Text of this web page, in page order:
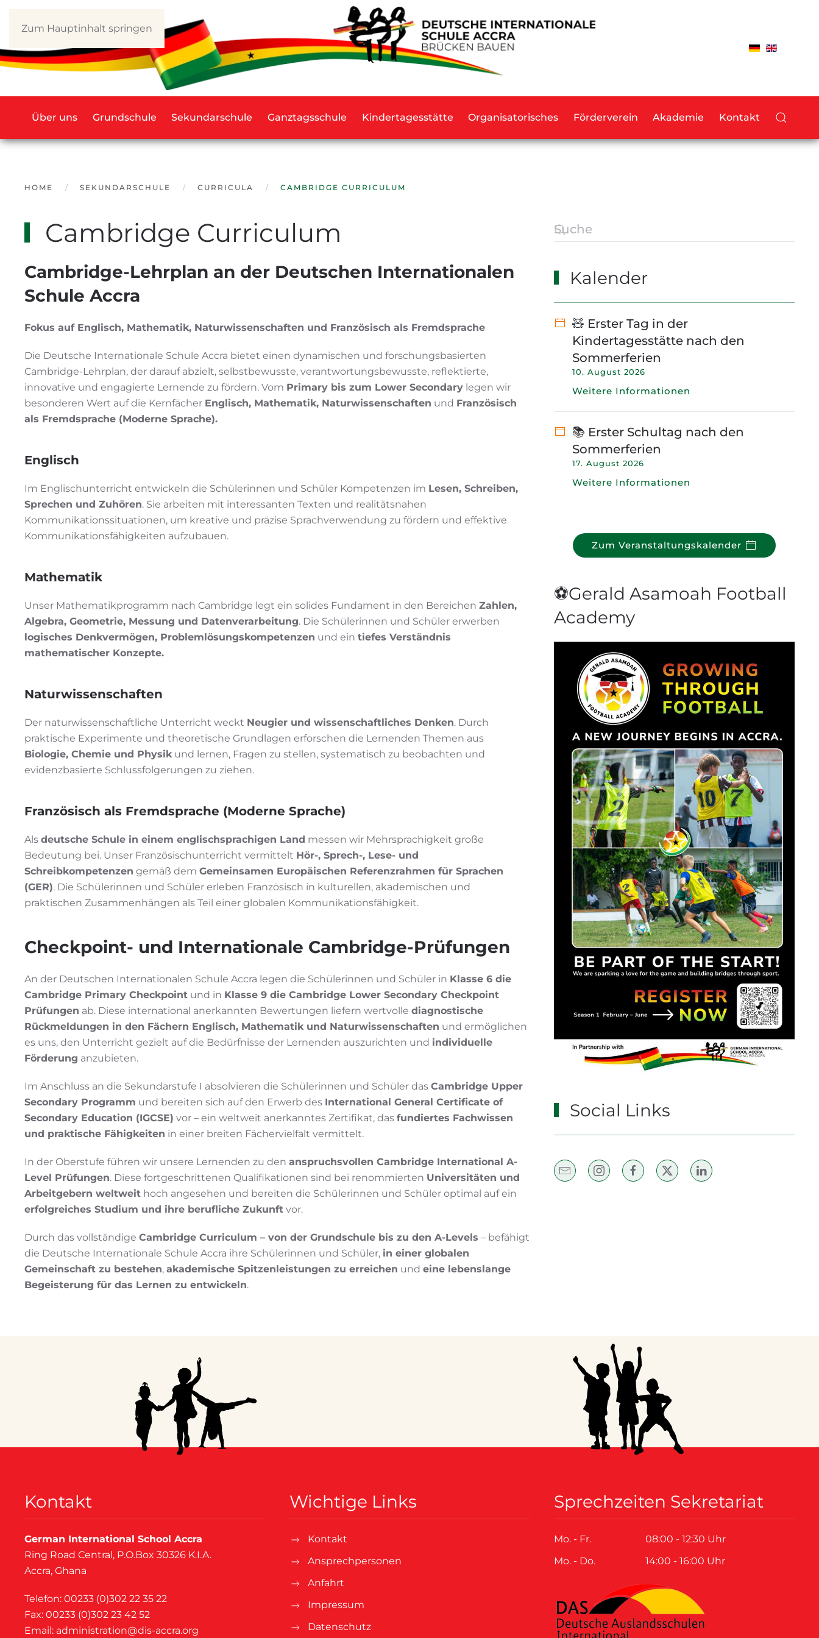
Zum Hauptinhalt springen
Über uns Grundschule Sekundarschule Ganztagsschule Kindertagesstätte Organisatorisches Förderverein Akademie Kontakt
HOME SEKUNDARSCHULE CURRICULA CAMBRIDGE CURRICULUM
Cambridge Curriculum
Cambridge-Lehrplan an der Deutschen Internationalen
Schule Accra
Fokus auf Englisch, Mathematik, Naturwissenschaften und Französisch als Fremdsprache
Die Deutsche Internationale Schule Accra bietet einen dynamischen und forschungsbasierten
Cambridge-Lehrplan, der darauf abzielt, selbstbewusste, verantwortungsbewusste, reflektierte,
innovative und engagierte Lernende zu fördern. Vom Primary bis zum Lower Secondary legen wir
besonderen Wert auf die Kernfächer Englisch, Mathematik, Naturwissenschaften und Französisch
als Fremdsprache (Moderne Sprache).
Englisch
Im Englischunterricht entwickeln die Schülerinnen und Schüler Kompetenzen im Lesen, Schreiben,
Sprechen und Zuhören. Sie arbeiten mit interessanten Texten und realitätsnahen
Kommunikationssituationen, um kreative und präzise Sprachverwendung zu fördern und effektive
Kommunikationsfähigkeiten aufzubauen.
Mathematik
Unser Mathematikprogramm nach Cambridge legt ein solides Fundament in den Bereichen Zahlen,
Algebra, Geometrie, Messung und Datenverarbeitung. Die Schülerinnen und Schüler erwerben
logisches Denkvermögen, Problemlösungskompetenzen und ein tiefes Verständnis
mathematischer Konzepte.
Naturwissenschaften
Der naturwissenschaftliche Unterricht weckt Neugier und wissenschaftliches Denken. Durch
praktische Experimente und theoretische Grundlagen erforschen die Lernenden Themen aus
Biologie, Chemie und Physik und lernen, Fragen zu stellen, systematisch zu beobachten und
evidenzbasierte Schlussfolgerungen zu ziehen.
Französisch als Fremdsprache (Moderne Sprache)
Als deutsche Schule in einem englischsprachigen Land messen wir Mehrsprachigkeit große
Bedeutung bei. Unser Französischunterricht vermittelt Hör-, Sprech-, Lese- und
Schreibkompetenzen gemäß dem Gemeinsamen Europäischen Referenzrahmen für Sprachen
(GER). Die Schülerinnen und Schüler erleben Französisch in kulturellen, akademischen und
praktischen Zusammenhängen als Teil einer globalen Kommunikationsfähigkeit.
Checkpoint- und Internationale Cambridge-Prüfungen
An der Deutschen Internationalen Schule Accra legen die Schülerinnen und Schüler in Klasse 6 die
Cambridge Primary Checkpoint und in Klasse 9 die Cambridge Lower Secondary Checkpoint
Prüfungen ab. Diese international anerkannten Bewertungen liefern wertvolle diagnostische
Rückmeldungen in den Fächern Englisch, Mathematik und Naturwissenschaften und ermöglichen
es uns, den Unterricht gezielt auf die Bedürfnisse der Lernenden auszurichten und individuelle
Förderung anzubieten.
Im Anschluss an die Sekundarstufe I absolvieren die Schülerinnen und Schüler das Cambridge Upper
Secondary Programm und bereiten sich auf den Erwerb des International General Certificate of
Secondary Education (IGCSE) vor – ein weltweit anerkanntes Zertifikat, das fundiertes Fachwissen
und praktische Fähigkeiten in einer breiten Fächervielfalt vermittelt.
In der Oberstufe führen wir unsere Lernenden zu den anspruchsvollen Cambridge International A-
Level Prüfungen. Diese fortgeschrittenen Qualifikationen sind bei renommierten Universitäten und
Arbeitgebern weltweit hoch angesehen und bereiten die Schülerinnen und Schüler optimal auf ein
erfolgreiches Studium und ihre berufliche Zukunft vor.
Durch das vollständige Cambridge Curriculum – von der Grundschule bis zu den A-Levels – befähigt
die Deutsche Internationale Schule Accra ihre Schülerinnen und Schüler, in einer globalen
Gemeinschaft zu bestehen, akademische Spitzenleistungen zu erreichen und eine lebenslange
Begeisterung für das Lernen zu entwickeln.
Kalender
🧸 Erster Tag in der
Kindertagesstätte nach den
Sommerferien
10. August 2026
Weitere Informationen
📚 Erster Schultag nach den
Sommerferien
17. August 2026
Weitere Informationen
Zum Veranstaltungskalender
⚽Gerald Asamoah Football
Academy
Social Links
Kontakt
German International School Accra
Ring Road Central, P.O.Box 30326 K.I.A.
Accra, Ghana
Telefon: 00233 (0)302 22 35 22
Fax: 00233 (0)302 23 42 52
Email: administration@dis-accra.org
Wichtige Links
Kontakt
Ansprechpersonen
Anfahrt
Impressum
Datenschutz
Sprechzeiten Sekretariat
Mo. - Fr.
08:00 - 12:30 Uhr
Mo. - Do.
14:00 - 16:00 Uhr